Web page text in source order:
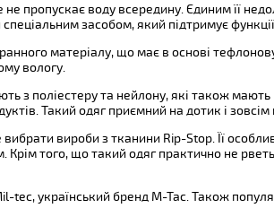
пропускає воду всередину. Єдиним її
засобом, який підтримує
матеріалу, що має в основі
вологу.
з поліестеру та нейлону, які також мають
Такий одяг приємний на дотик і
вироби з тканини Rip-Stop. Її
того, що такий одяг практично не
український бренд М-Тас. Також